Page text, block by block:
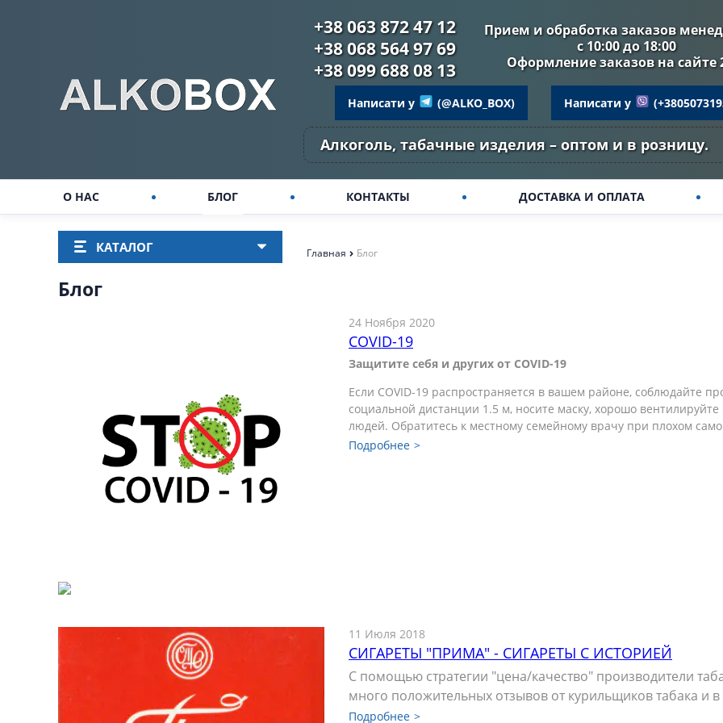
+38 063 872 47 12
+38 068 564 97 69
+38 099 688 08 13
Прием и обработка заказов
с 10:00 до 18:00
Оформление заказов на сайте
Написати у (@ALKO_BOX) Написати у
Алкоголь, табачные изделия – оптом и в розницу.
О НАС БЛОГ КОНТАКТЫ ДОСТАВКА И ОПЛАТА
КАТАЛОГ Главная Блог
Блог
24 Ноября 2020
COVID-19
Защитите себя и других от COVID-19
Если COVID-19 распространяется в вашем районе, соблюдайте
социальной дистанции 1.5 м, носите маску, хорошо
людей. Обратитесь к местному семейному врачу при плохом
Подробнее
11 Июля 2018
СИГАРЕТЫ "ПРИМА" - СИГАРЕТЫ С ИСТОРИЕЙ
С помощью стратегии "цена/качество" производители
много положительных отзывов от курильщиков табака и
Подробнее